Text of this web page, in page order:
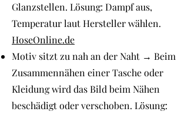
Glanzstellen. Lösung: Dampf aus,
Temperatur laut Hersteller wählen.
HoseOnline.de
Motiv sitzt zu nah an der Naht → Beim
Zusammennähen einer Tasche oder
Kleidung wird das Bild beim Nähen
beschädigt oder verschoben. Lösung: